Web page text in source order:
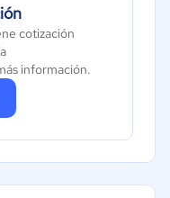
cotización
información.